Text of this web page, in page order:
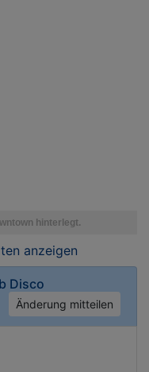
anzeigen
Disco
Änderung mitteilen